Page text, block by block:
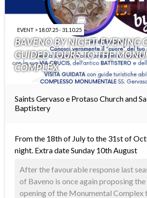
EVENT > 18.07.25 - 31.10.25
BAVENO BY NIGHT: EVENING
GUIDED TOURS TO THE
COMPLEX
Saints Gervaso e Protaso Church and
Baptistery
From the 18th of July to the 31st of
night. Extra date Sunday 10th August
After the favourable response last
of Baveno is once again proposing
opening of the Monumental Complex